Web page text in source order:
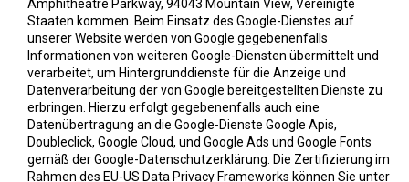
Amphitheatre Parkway, 94043 Mountain View, Vereinigte
Staaten kommen. Beim Einsatz des Google-Dienstes auf
unserer Website werden von Google gegebenenfalls
Informationen von weiteren Google-Diensten übermittelt und
verarbeitet, um Hintergrunddienste für die Anzeige und
Datenverarbeitung der von Google bereitgestellten Dienste zu
erbringen. Hierzu erfolgt gegebenenfalls auch eine
Datenübertragung an die Google-Dienste Google Apis,
Doubleclick, Google Cloud, und Google Ads und Google Fonts
gemäß der Google-Datenschutzerklärung. Die Zertifizierung im
Rahmen des EU-US Data Privacy Frameworks können Sie unter